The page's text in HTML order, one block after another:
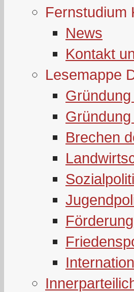
Fernstudium
News
Kontakt
Lesemappe
Brechen